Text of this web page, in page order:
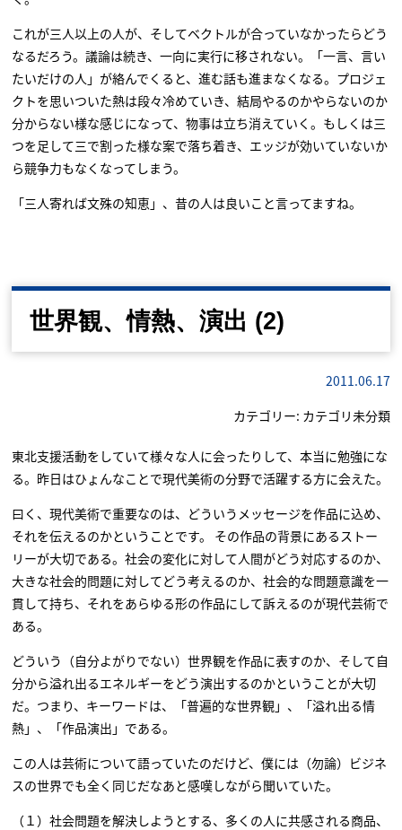
これが三人以上の人が、そしてベクトルが合っていなかったらどう
なるだろう。議論は続き、一向に実行に移されない。「一言、言い
たいだけの人」が絡んでくると、進む話も進まなくなる。プロジェ
クトを思いついた熱は段々冷めていき、結局やるのかやらないのか
分からない様な感じになって、物事は立ち消えていく。もしくは三
つを足して三で割った様な案で落ち着き、エッジが効いていないか
ら競争力もなくなってしまう。
「三人寄れば文殊の知恵」、昔の人は良いこと言ってますね。
世界観、情熱、演出 (2)
2011.06.17
カテゴリー: カテゴリ未分類
東北支援活動をしていて様々な人に会ったりして、本当に勉強にな
る。昨日はひょんなことで現代美術の分野で活躍する方に会えた。
曰く、現代美術で重要なのは、どういうメッセージを作品に込め、
それを伝えるのかということです。 その作品の背景にあるストー
リーが大切である。社会の変化に対して人間がどう対応するのか、
大きな社会的問題に対してどう考えるのか、社会的な問題意識を一
貫して持ち、それをあらゆる形の作品にして訴えるのが現代芸術で
ある。
どういう（自分よがりでない）世界観を作品に表すのか、そして自
分から溢れ出るエネルギーをどう演出するのかということが大切
だ。つまり、キーワードは、「普遍的な世界観」、「溢れ出る情
熱」、「作品演出」である。
この人は芸術について語っていたのだけど、僕には（勿論）ビジネ
スの世界でも全く同じだなあと感嘆しながら聞いていた。
（１）社会問題を解決しようとする、多くの人に共感される商品、